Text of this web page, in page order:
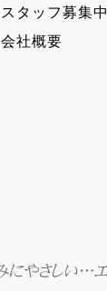
スタッフ募集中
会社概要